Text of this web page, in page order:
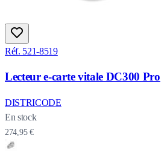
Réf. 521-8519
Lecteur e-carte vitale DC300 Pro
DISTRICODE
En stock
274,95 €